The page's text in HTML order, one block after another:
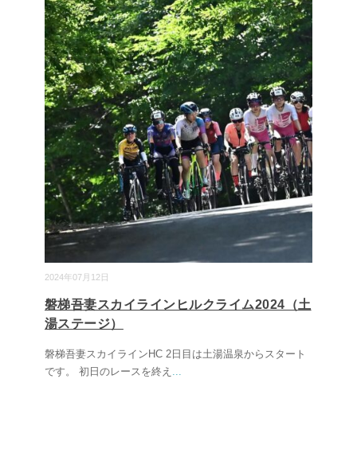
2024年07月12日
磐梯吾妻スカイラインヒルクライム2024（土
湯ステージ）
磐梯吾妻スカイラインHC 2日目は土湯温泉からスタート
です。 初日のレースを終え ...